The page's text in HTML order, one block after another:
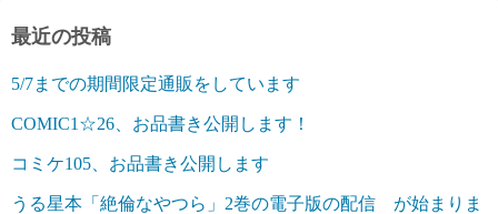
最近の投稿
5/7までの期間限定通販をしています
COMIC1☆26、お品書き公開します！
コミケ105、お品書き公開します
うる星本「絶倫なやつら」2巻の電子版の配信 が始まりま